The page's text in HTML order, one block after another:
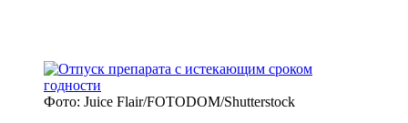
Фото: Juice Flair/FOTODOM/Shutterstoсk